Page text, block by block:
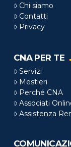
Chi siamo
Contatti
Privacy
CNA PER TE
Servizi
Mestieri
Perché CNA
Associati
Assistenza